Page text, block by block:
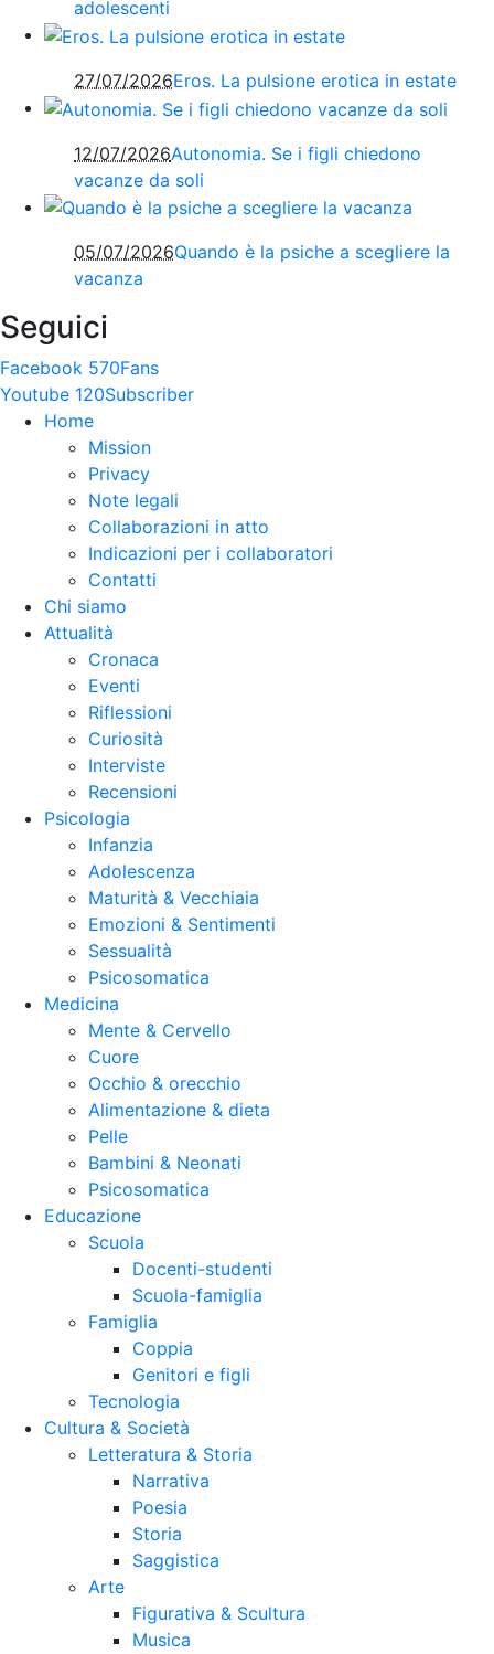
adolescenti
27/07/2026Eros. La pulsione erotica in estate
12/07/2026Autonomia. Se i figli chiedono
vacanze da soli
05/07/2026Quando è la psiche a scegliere la
vacanza
Seguici
Facebook 570Fans
Youtube 120Subscriber
Home
Mission
Privacy
Note legali
Collaborazioni in atto
Indicazioni per i collaboratori
Contatti
Chi siamo
Attualità
Cronaca
Eventi
Riflessioni
Curiosità
Interviste
Recensioni
Psicologia
Infanzia
Adolescenza
Maturità & Vecchiaia
Emozioni & Sentimenti
Sessualità
Psicosomatica
Medicina
Mente & Cervello
Cuore
Occhio & orecchio
Alimentazione & dieta
Pelle
Bambini & Neonati
Psicosomatica
Educazione
Scuola
Docenti-studenti
Scuola-famiglia
Famiglia
Coppia
Genitori e figli
Tecnologia
Cultura & Società
Letteratura & Storia
Narrativa
Poesia
Storia
Saggistica
Arte
Figurativa & Scultura
Musica